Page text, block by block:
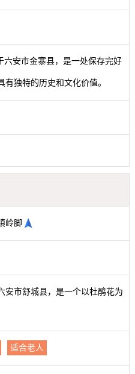
六安市金寨县，是一处保存完好
有独特的历史和文化价值。
岭脚
安市舒城县，是一个以杜鹃花为
适合老人